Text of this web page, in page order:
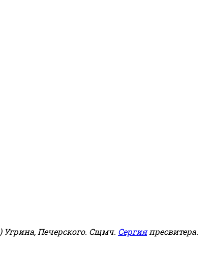
) Угрина, Печерского. Сщмч. Сергияпресвитера.